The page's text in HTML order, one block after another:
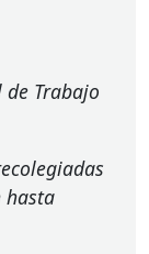
de Trabajo
hasta